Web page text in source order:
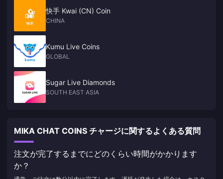
快手 Kwai (CN) Coin
CHINA
Kumu Live Coins
GLOBAL
Sugar Live Diamonds
SOUTH EAST ASIA
MIKA CHAT COINS チャージに関するよくある質問
注文が完了するまでにどのくらい時間がかかります
か？